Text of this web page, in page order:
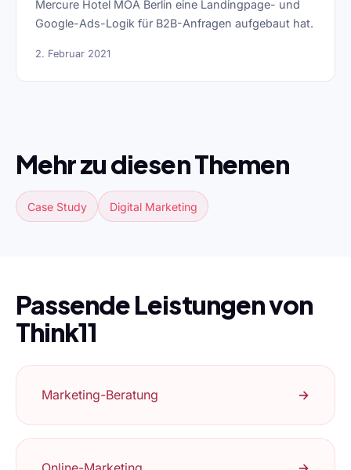
Mercure Hotel MOA Berlin eine Landingpage- und
Google-Ads-Logik für B2B-Anfragen aufgebaut hat.
2. Februar 2021
Mehr zu diesen Themen
Case Study Digital Marketing
Passende Leistungen von
Think11
Marketing-Beratung →